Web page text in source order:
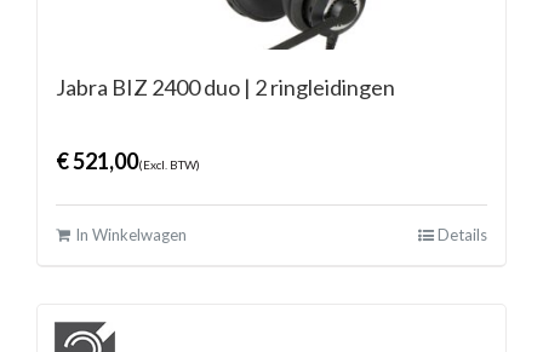
Jabra BIZ 2400 duo | 2 ringleidingen
€521,00(Excl. BTW)
In Winkelwagen Details